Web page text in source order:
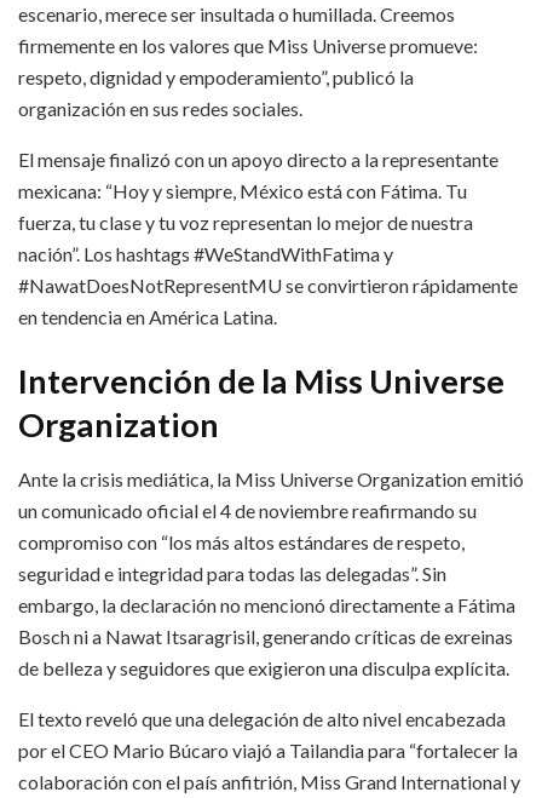
escenario, merece ser insultada o humillada. Creemos
firmemente en los valores que Miss Universe promueve:
respeto, dignidad y empoderamiento”, publicó la
organización en sus redes sociales.​
El mensaje finalizó con un apoyo directo a la representante
mexicana: “Hoy y siempre, México está con Fátima. Tu
fuerza, tu clase y tu voz representan lo mejor de nuestra
nación”. Los hashtags #WeStandWithFatima y
#NawatDoesNotRepresentMU se convirtieron rápidamente
en tendencia en América Latina.​
Intervención de la Miss Universe
Organization
Ante la crisis mediática, la Miss Universe Organization emitió
un comunicado oficial el 4 de noviembre reafirmando su
compromiso con “los más altos estándares de respeto,
seguridad e integridad para todas las delegadas”. Sin
embargo, la declaración no mencionó directamente a Fátima
Bosch ni a Nawat Itsaragrisil, generando críticas de exreinas
de belleza y seguidores que exigieron una disculpa explícita.​
El texto reveló que una delegación de alto nivel encabezada
por el CEO Mario Búcaro viajó a Tailandia para “fortalecer la
colaboración con el país anfitrión, Miss Grand International y